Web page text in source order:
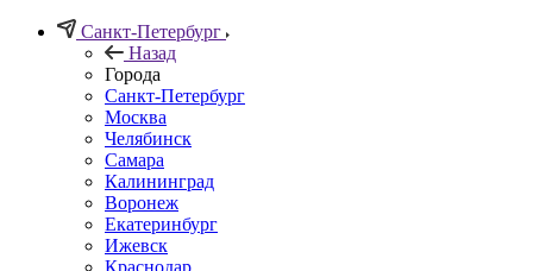
Санкт-Петербург
Назад
Города
Санкт-Петербург
Москва
Челябинск
Самара
Калининград
Воронеж
Екатеринбург
Ижевск
Краснодар